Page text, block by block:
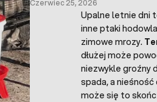
Czerwiec 25, 2026
Upalne letnie dni
inne ptaki
zimowe mrozy.
dłużej może
niezwykle groźny
spada, a nieśność
może się to